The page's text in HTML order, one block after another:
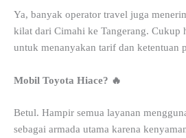
Ya, banyak operator travel juga
kilat dari Cimahi ke Tangerang. Cukup
untuk menanyakan tarif dan ketentuan
Mobil Toyota Hiace? 🔥
Betul. Hampir semua layanan
sebagai armada utama karena